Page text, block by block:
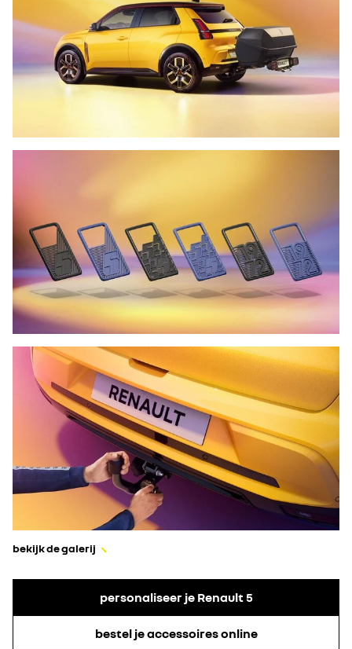
bekijk de galerij
personaliseer je Renault 5
bestel je accessoires online